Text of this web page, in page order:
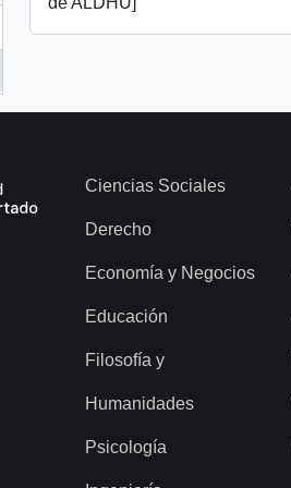
Ciencias Sociales
Derecho
Economía y Negocios
Educación
Filosofía y
Humanidades
Psicología